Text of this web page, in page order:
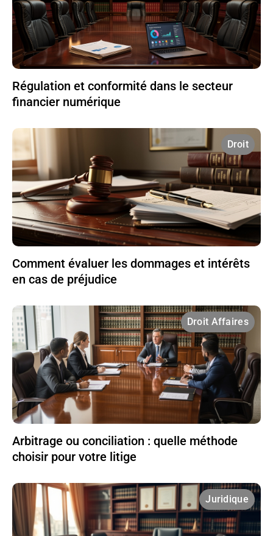
Régulation et conformité dans le secteur
financier numérique
Droit
Comment évaluer les dommages et intérêts
en cas de préjudice
Droit Affaires
Arbitrage ou conciliation : quelle méthode
choisir pour votre litige
Juridique